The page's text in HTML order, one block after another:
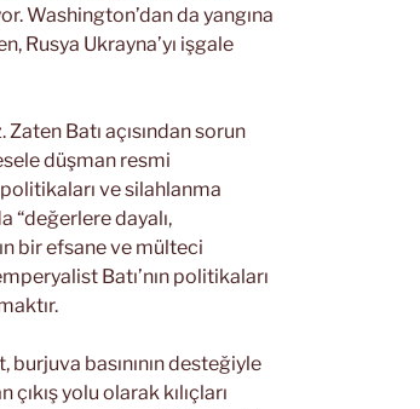
Washington’dan da yangına
Rusya Ukrayna’yı işgale
Batı açısından sorun
düşman resmi
ve silahlanma
“değerlere dayalı,
bir efsane ve mülteci
Batı’nın politikaları
basınının desteğiyle
yolu olarak kılıçları